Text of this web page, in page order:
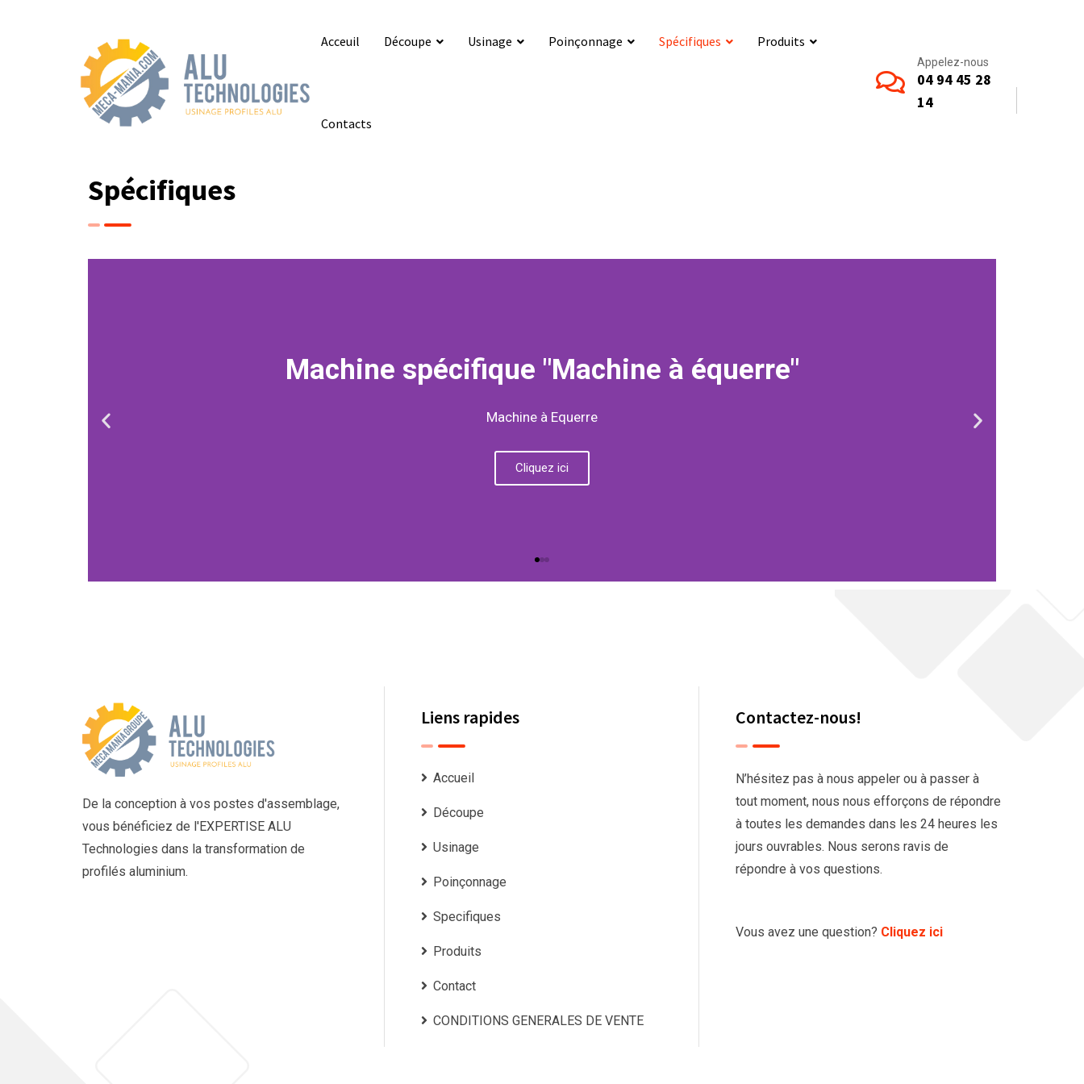
Acceuil Découpe Usinage Poinçonnage Spécifiques Produits
Contacts
Appelez-nous
04 94 45 28
14
Spécifiques
Machine spécifique "Machine à équerre"
Machine à Equerre
Cliquez ici
De la conception à vos postes d'assemblage,
vous bénéficiez de l'EXPERTISE ALU
Technologies dans la transformation de
profilés aluminium.
Liens rapides
Accueil
Découpe
Usinage
Poinçonnage
Specifiques
Produits
Contact
CONDITIONS GENERALES DE VENTE
Contactez-nous!
N’hésitez pas à nous appeler ou à passer à
tout moment, nous nous efforçons de répondre
à toutes les demandes dans les 24 heures les
jours ouvrables. Nous serons ravis de
répondre à vos questions.
Vous avez une question? Cliquez ici